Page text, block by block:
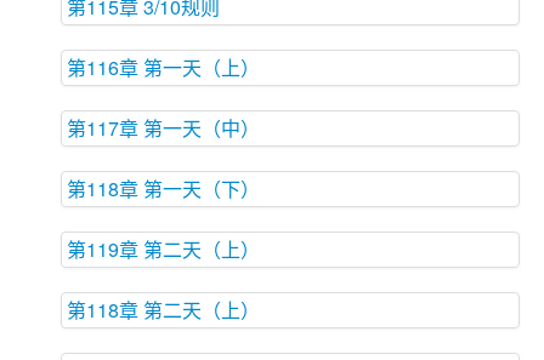
第115章 3/10规则
第116章 第一天（上）
第117章 第一天（中）
第118章 第一天（下）
第119章 第二天（上）
第118章 第二天（上）